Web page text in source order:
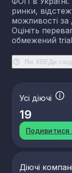
Які КВЕДи
ринки,
можливості за
Оцініть
обмежений
Усі діючі
19
Подивитися
Діючі